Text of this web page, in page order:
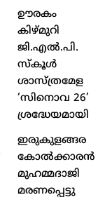
ഊരകം
കിഴ്മുറി
ജി.എൽ.പി.
സ്കൂൾ
ശാസ്ത്രമേള
‘സിനൊവ 26’
ശ്രദ്ധേയമായി
ഇരുകുളങ്ങര
കോൽക്കാരൻ
മുഹമ്മദാജി
മരണപ്പെട്ടു